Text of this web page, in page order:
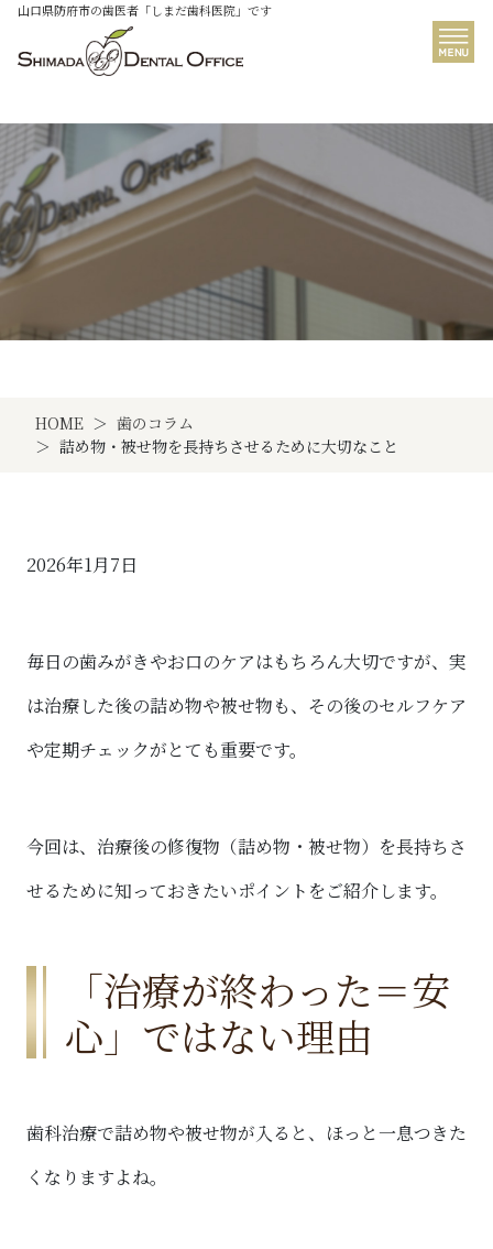
山口県防府市の歯医者「しまだ歯科医院」です
HOME
歯のコラム
詰め物・被せ物を長持ちさせるために大切なこと
2026年1月7日
毎日の歯みがきやお口のケアはもちろん大切ですが、実
は治療した後の詰め物や被せ物も、その後のセルフケア
や定期チェックがとても重要です。
今回は、治療後の修復物（詰め物・被せ物）を長持ちさ
せるために知っておきたいポイントをご紹介します。
「治療が終わった＝安
心」ではない理由
歯科治療で詰め物や被せ物が入ると、ほっと一息つきた
くなりますよね。